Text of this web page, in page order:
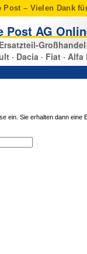
Post – Vielen Dank
Post AG
· Dacia · Fiat · Alfa
ein. Sie erhalten dann eine